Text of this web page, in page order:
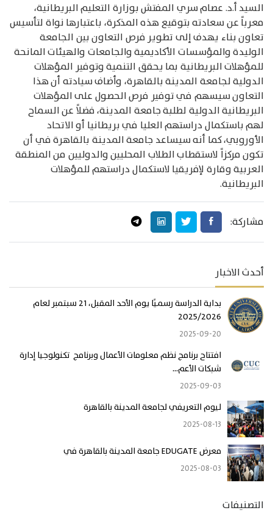
السيد أ.د. عصام سري المفتش بوزارة التعليم البريطانية،
معرباً عن سعادته بتوقيع هذه المذكرة، باعتبارها نواة لتأسيس
تعاون بناء يهدف إلى تطوير فرص التعاون بين الجامعة
الوليدة والمؤسسات الأكاديمية والجامعات والهيئات المانحة
للمؤهلات البريطانية بما يحقق التنمية وتوفير المؤهلات
الدولية لجامعة المدينة بالقاهرة، وأضاف سيادته أن هذا
التعاون سيسهم في توفير فرص الحصول على المؤهلات
البريطانية الدولية لطلبة جامعة المدينة، فضلاً عن السماح
لهم باستكمال دراستهم العليا في بريطانيا أو الاتحاد
الأوروبي، كما أنه سيساعد جامعة المدينة بالقاهرة في أن
تكون مركزاً لاستقطاب الطلاب المحليين والدوليين من المنطقة
العربية وقارة لإفريقيا لاستكمال دراستهم للمؤهلات
البريطانية.
مشاركة:
أحدث الاخبار
بداية الدراسة رسميًا يوم الأحد المقبل، 21 سبتمبر لعام
2025/2026
2025-09-20
افتتاح برنامج نظم معلومات الأعمال وبرنامج تكنولوجيا إدارة
شبكات الأعم...
2025-09-03
ليوم التعريفي لجامعة المدينة بالقاهرة
2025-08-13
معرض EDUGATE جامعة المدينة بالقاهرة في
2025-08-03
التصنيفات